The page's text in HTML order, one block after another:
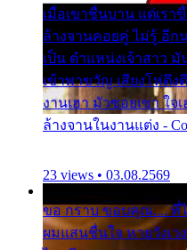
เมื่อเขาชื่นบาน แต่เรา
ล้างจานคอยคู่ ไม่รู้ อีก
เป็น ตำแหน่งเจ้าสาว
เข้าพาขวัญ เสียงโห่ตึง
งานเฮา มัวซอยเขา ใ
ล้างจานในงานแต่ง -
23 views • 03.08.2569
ขอ กราบ ขอบคุณ.... ที่
ผมแสนชื่นใจ หายวังเว